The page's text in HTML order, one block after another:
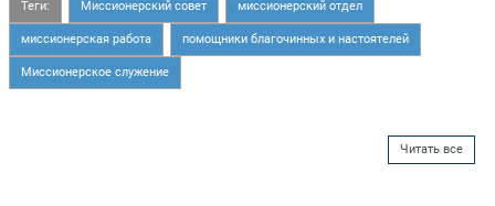
Теги: Миссионерский совет миссионерский отдел
миссионерская работа помощники благочинных и настоятелей
Миссионерское служение
Читать все